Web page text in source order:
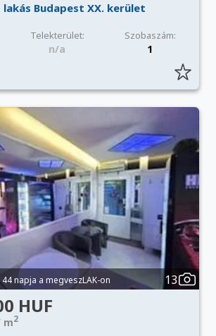
lakás Budapest XX. kerület
Telekterület: Szobaszám:
n/a 1
44 napja a megveszLAK-on 13
HUF
m2